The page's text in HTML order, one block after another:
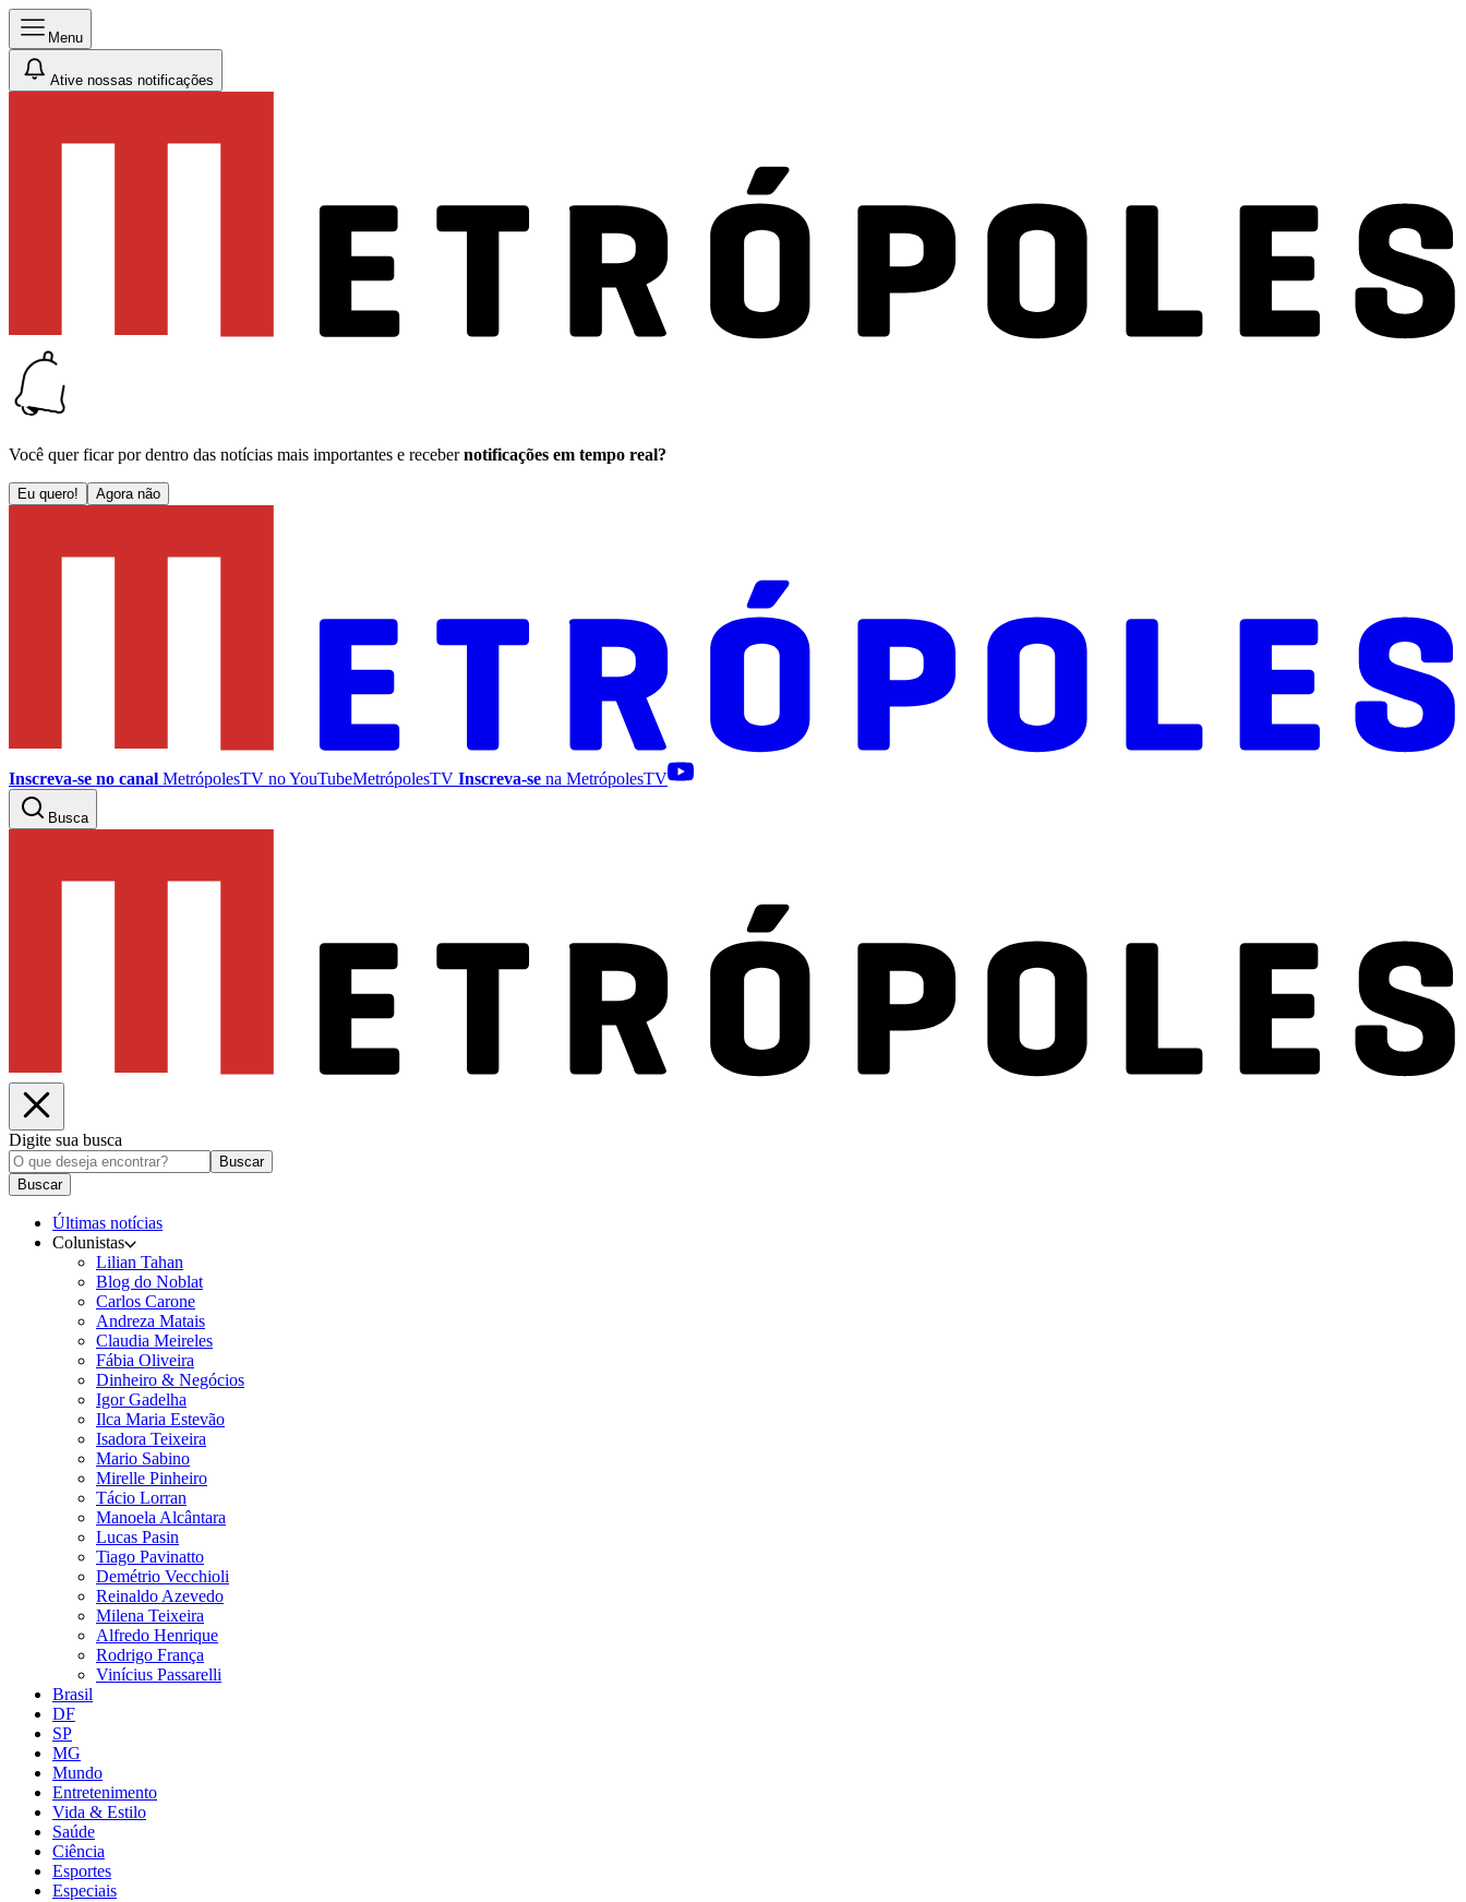
Menu
Ative nossas notificações
Você quer ficar por dentro das notícias mais importantes e receber notificações em tempo real?
Eu quero! Agora não
Inscreva-se no canal MetrópolesTV noYouTubeMetrópolesTV Inscreva-se na MetrópolesTV
Busca
Digite sua busca
Buscar
Buscar
Últimas notícias
Colunistas
Lilian Tahan
Blog do Noblat
Carlos Carone
Andreza Matais
Claudia Meireles
Fábia Oliveira
Dinheiro & Negócios
Igor Gadelha
Ilca Maria Estevão
Isadora Teixeira
Mario Sabino
Mirelle Pinheiro
Tácio Lorran
Manoela Alcântara
Lucas Pasin
Tiago Pavinatto
Demétrio Vecchioli
Reinaldo Azevedo
Milena Teixeira
Alfredo Henrique
Rodrigo França
Vinícius Passarelli
Brasil
DF
SP
MG
Mundo
Entretenimento
Vida & Estilo
Saúde
Ciência
Esportes
Especiais